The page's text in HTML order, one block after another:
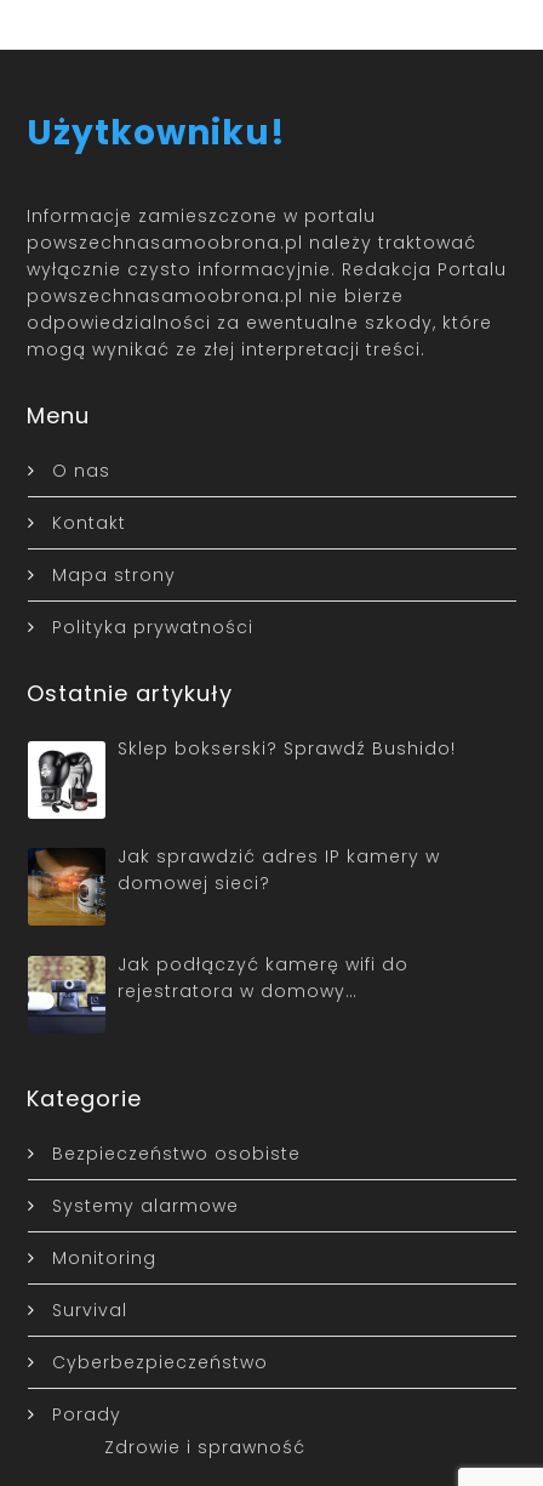
Użytkowniku!
Informacje zamieszczone w portalu
powszechnasamoobrona.pl należy traktować
wyłącznie czysto informacyjnie. Redakcja Portalu
powszechnasamoobrona.pl nie bierze
odpowiedzialności za ewentualne szkody, które
mogą wynikać ze złej interpretacji treści.
Menu
O nas
Kontakt
Mapa strony
Polityka prywatności
Ostatnie artykuły
Sklep bokserski? Sprawdź Bushido!
Jak sprawdzić adres IP kamery w
domowej sieci?
Jak podłączyć kamerę wifi do
rejestratora w domowy…
Kategorie
Bezpieczeństwo osobiste
Systemy alarmowe
Monitoring
Survival
Cyberbezpieczeństwo
Porady
Zdrowie i sprawność